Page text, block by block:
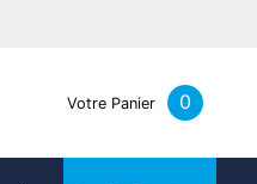
Votre Panier 0